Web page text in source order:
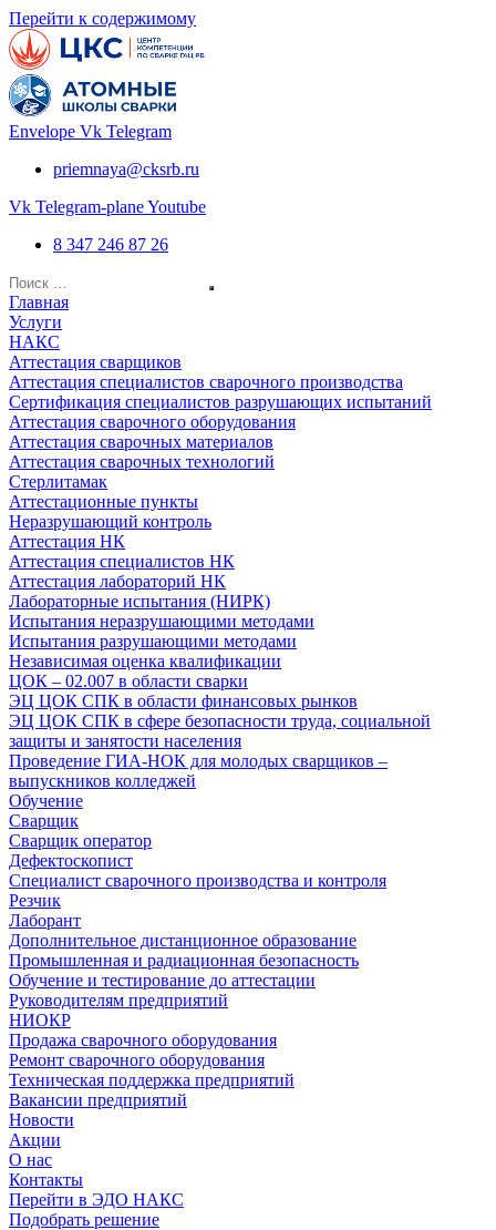
Перейти к содержимому
Envelope Vk Telegram
priemnaya@cksrb.ru
Vk Telegram-planeYoutube
8 347 246 87 26
Главная
Услуги
НАКС
Аттестация сварщиков
Аттестация специалистов сварочного производства
Сертификация специалистов разрушающих испытаний
Аттестация сварочного оборудования
Аттестация сварочных материалов
Аттестация сварочных технологий
Стерлитамак
Аттестационные пункты
Неразрушающий контроль
Аттестация НК
Аттестация специалистов НК
Аттестация лабораторий НК
Лабораторные испытания (НИРК)
Испытания неразрушающими методами
Испытания разрушающими методами
Независимая оценка квалификации
ЦОК – 02.007 в области сварки
ЭЦ ЦОК СПК в области финансовых рынков
ЭЦ ЦОК СПК в сфере безопасности труда, социальной
защиты и занятости населения
Проведение ГИА-НОК для молодых сварщиков –
выпускников колледжей
Обучение
Сварщик
Сварщик оператор
Дефектоскопист
Специалист сварочного производства и контроля
Резчик
Лаборант
Дополнительное дистанционное образование
Промышленная и радиационная безопасность
Обучение и тестирование до аттестации
Руководителям предприятий
НИОКР
Продажа сварочного оборудования
Ремонт сварочного оборудования
Техническая поддержка предприятий
Вакансии предприятий
Новости
Акции
О нас
Контакты
Перейти в ЭДО НАКС
Подобрать решение